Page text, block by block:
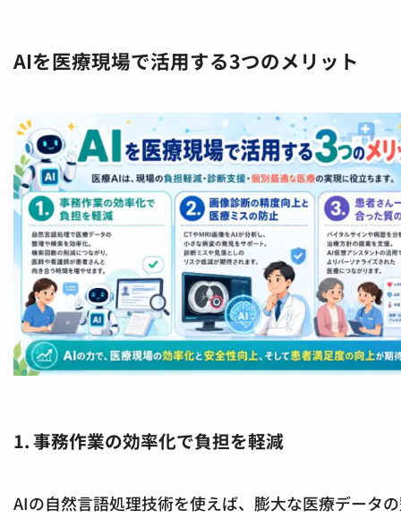
AIを医療現場で活用する3つのメリット
1. 事務作業の効率化で負担を軽減
AIの自然言語処理技術を使えば、膨大な医療データ